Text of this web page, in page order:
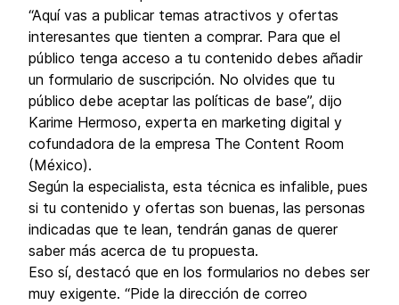
“Aquí vas a publicar temas atractivos y ofertas
interesantes que tienten a comprar. Para que el
público tenga acceso a tu contenido debes añadir
un formulario de suscripción. No olvides que tu
público debe aceptar las políticas de base”, dijo
Karime Hermoso, experta en marketing digital y
cofundadora de la empresa The Content Room
(México).
Según la especialista, esta técnica es infalible, pues
si tu contenido y ofertas son buenas, las personas
indicadas que te lean, tendrán ganas de querer
saber más acerca de tu propuesta.
Eso sí, destacó que en los formularios no debes ser
muy exigente. “Pide la dirección de correo